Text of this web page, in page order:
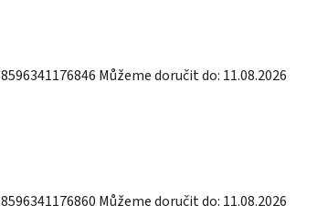
8596341176846 Můžeme doručit do: 11.08.2026
8596341176860 Můžeme doručit do: 11.08.2026